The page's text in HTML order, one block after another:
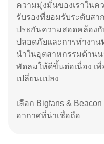
ความมุ่งมั่นของเราในค
รับรองที่ยอมรับระดับสา
ประกันความสอดคล้อง
ปลอดภัยและการทํางาน
นําในอุตสาหกรรมด้าน
พัดลมให้ดีขึ้นต่อเนื่อง เ
เปลี่ยนแปลง
เลือก Bigfans &
อากาศที่น่าเชื่อถือ